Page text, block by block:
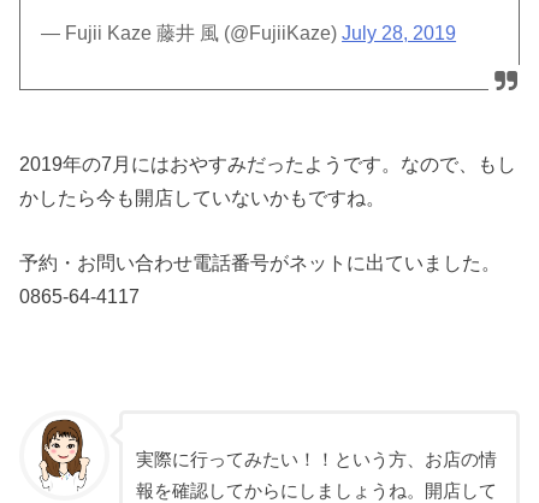
— Fujii Kaze 藤井 風 (@FujiiKaze)July 28, 2019
2019年の7月にはおやすみだったようです。なので、もし
かしたら今も開店していないかもですね。
予約・お問い合わせ電話番号がネットに出ていました。
0865-64-4117
実際に行ってみたい！！という方、お店の情
報を確認してからにしましょうね。開店して